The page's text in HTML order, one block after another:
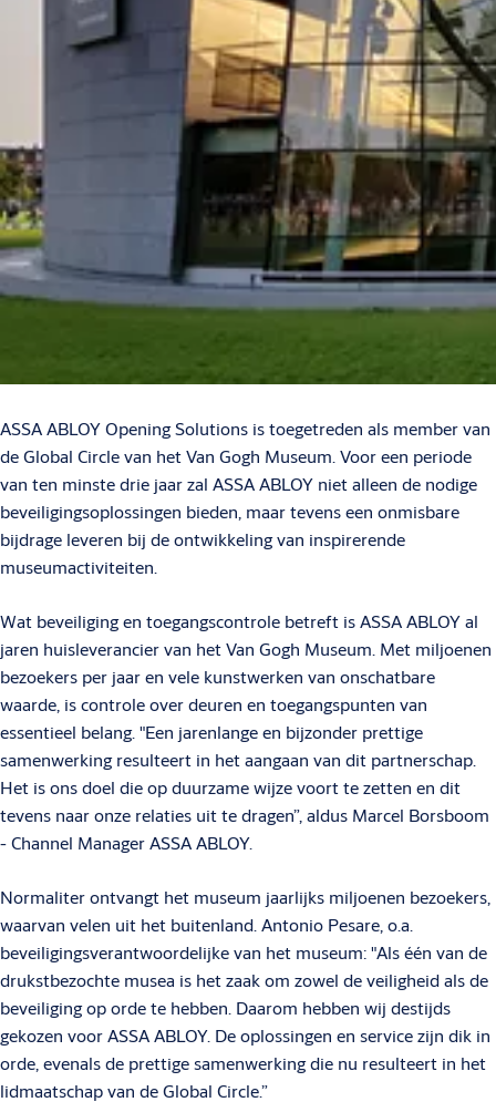
ASSA ABLOY Opening Solutions is toegetreden als member van
de Global Circle van het Van Gogh Museum. Voor een periode
van ten minste drie jaar zal ASSA ABLOY niet alleen de nodige
beveiligingsoplossingen bieden, maar tevens een onmisbare
bijdrage leveren bij de ontwikkeling van inspirerende
museumactiviteiten.
Wat beveiliging en toegangscontrole betreft is ASSA ABLOY al
jaren huisleverancier van het Van Gogh Museum. Met miljoenen
bezoekers per jaar en vele kunstwerken van onschatbare
waarde, is controle over deuren en toegangspunten van
essentieel belang. "Een jarenlange en bijzonder prettige
samenwerking resulteert in het aangaan van dit partnerschap.
Het is ons doel die op duurzame wijze voort te zetten en dit
tevens naar onze relaties uit te dragen”, aldus Marcel Borsboom
- Channel Manager ASSA ABLOY.
Normaliter ontvangt het museum jaarlijks miljoenen bezoekers,
waarvan velen uit het buitenland. Antonio Pesare, o.a.
beveiligingsverantwoordelijke van het museum: "Als één van de
drukstbezochte musea is het zaak om zowel de veiligheid als de
beveiliging op orde te hebben. Daarom hebben wij destijds
gekozen voor ASSA ABLOY. De oplossingen en service zijn dik in
orde, evenals de prettige samenwerking die nu resulteert in het
lidmaatschap van de Global Circle.”